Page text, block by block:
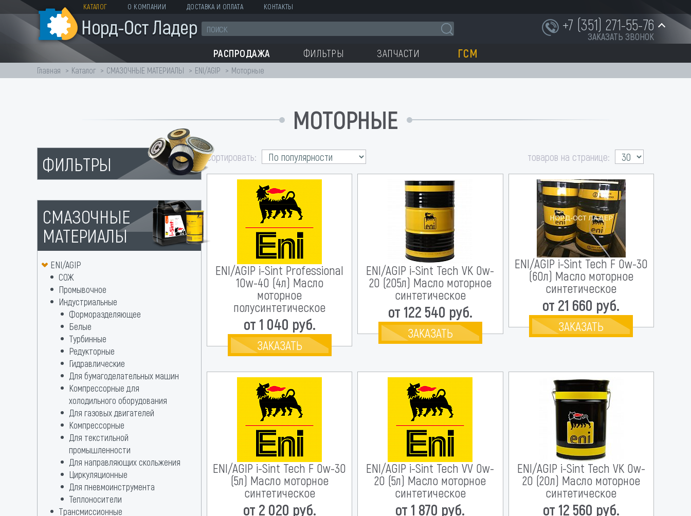
КАТАЛОГ О КОМПАНИИ ДОСТАВКА И ОПЛАТА КОНТАКТЫ
+7 (351) 271-55-76
ЗАКАЗАТЬ ЗВОНОК
+7 (951) 252-91-87
РАСПРОДАЖА ФИЛЬТРЫ ЗАПЧАСТИ ГСМ
Главная Каталог СМАЗОЧНЫЕ МАТЕРИАЛЫ ENI/AGIP Моторные
МОТОРНЫЕ
сортировать: товаров на странице:
ENI/AGIP i-Sint Professional
10w-40 (4л) Масло
моторное
полусинтетическое
от 1 040 руб.
ЗАКАЗАТЬ
ENI/AGIP i-Sint Tech VK 0w-
20 (205л) Масло моторное
синтетическое
от 122 540 руб.
ЗАКАЗАТЬ
ENI/AGIP i-Sint Tech F 0w-30
(60л) Масло моторное
синтетическое
от 21 660 руб.
ЗАКАЗАТЬ
ENI/AGIP i-Sint Tech F 0w-30
(5л) Масло моторное
синтетическое
от 2 020 руб.
ENI/AGIP i-Sint Tech VV 0w-
20 (5л) Масло моторное
синтетическое
от 1 870 руб.
ENI/AGIP i-Sint Tech VK 0w-
20 (20л) Масло моторное
синтетическое
от 12 560 руб.
ФИЛЬТРЫ
СМАЗОЧНЫЕ
МАТЕРИАЛЫ
ENI/AGIP
СОЖ
Промывочное
Индустриальные
Форморазделяющее
Белые
Турбинные
Редукторные
Гидравлические
Для бумагоделательных машин
Компрессорные для
холодильного оборудования
Для газовых двигателей
Компрессорные
Для текстильной
промышленности
Для направляющих скольжения
Циркуляционные
Для пневмоинструмента
Теплоносители
Трансмиссионные